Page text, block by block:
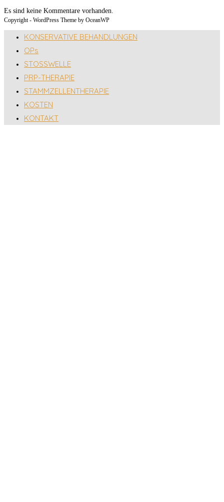
Es sind keine Kommentare vorhanden.
Copyright - WordPress Theme by OceanWP
KONSERVATIVE BEHANDLUNGEN
OPs
STOSSWELLE
PRP-THERAPIE
STAMMZELLENTHERAPIE
KOSTEN
KONTAKT